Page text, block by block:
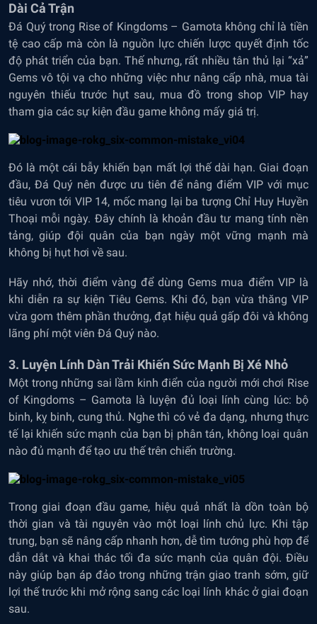
Dài Cả Trận
Đá Quý trong Rise of Kingdoms – Gamota không chỉ là tiền
tệ cao cấp mà còn là nguồn lực chiến lược quyết định tốc
độ phát triển của bạn. Thế nhưng, rất nhiều tân thủ lại “xả”
Gems vô tội vạ cho những việc như nâng cấp nhà, mua tài
nguyên thiếu trước hụt sau, mua đồ trong shop VIP hay
tham gia các sự kiện đầu game không mấy giá trị.
Đó là một cái bẫy khiến bạn mất lợi thế dài hạn. Giai đoạn
đầu, Đá Quý nên được ưu tiên để nâng điểm VIP với mục
tiêu vươn tới VIP 14, mốc mang lại ba tượng Chỉ Huy Huyền
Thoại mỗi ngày. Đây chính là khoản đầu tư mang tính nền
tảng, giúp đội quân của bạn ngày một vững mạnh mà
không bị hụt hơi về sau.
Hãy nhớ, thời điểm vàng để dùng Gems mua điểm VIP là
khi diễn ra sự kiện Tiêu Gems. Khi đó, bạn vừa thăng VIP
vừa gom thêm phần thưởng, đạt hiệu quả gấp đôi và không
lãng phí một viên Đá Quý nào.
3. Luyện Lính Dàn Trải Khiến Sức Mạnh Bị Xé Nhỏ
Một trong những sai lầm kinh điển của người mới chơi Rise
of Kingdoms – Gamota là luyện đủ loại lính cùng lúc: bộ
binh, kỵ binh, cung thủ. Nghe thì có vẻ đa dạng, nhưng thực
tế lại khiến sức mạnh của bạn bị phân tán, không loại quân
nào đủ mạnh để tạo ưu thế trên chiến trường.
Trong giai đoạn đầu game, hiệu quả nhất là dồn toàn bộ
thời gian và tài nguyên vào một loại lính chủ lực. Khi tập
trung, bạn sẽ nâng cấp nhanh hơn, dễ tìm tướng phù hợp để
dẫn dắt và khai thác tối đa sức mạnh của quân đội. Điều
này giúp bạn áp đảo trong những trận giao tranh sớm, giữ
lợi thế trước khi mở rộng sang các loại lính khác ở giai đoạn
sau.